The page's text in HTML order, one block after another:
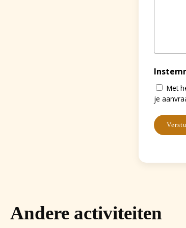
Met
je
Andere activiteiten